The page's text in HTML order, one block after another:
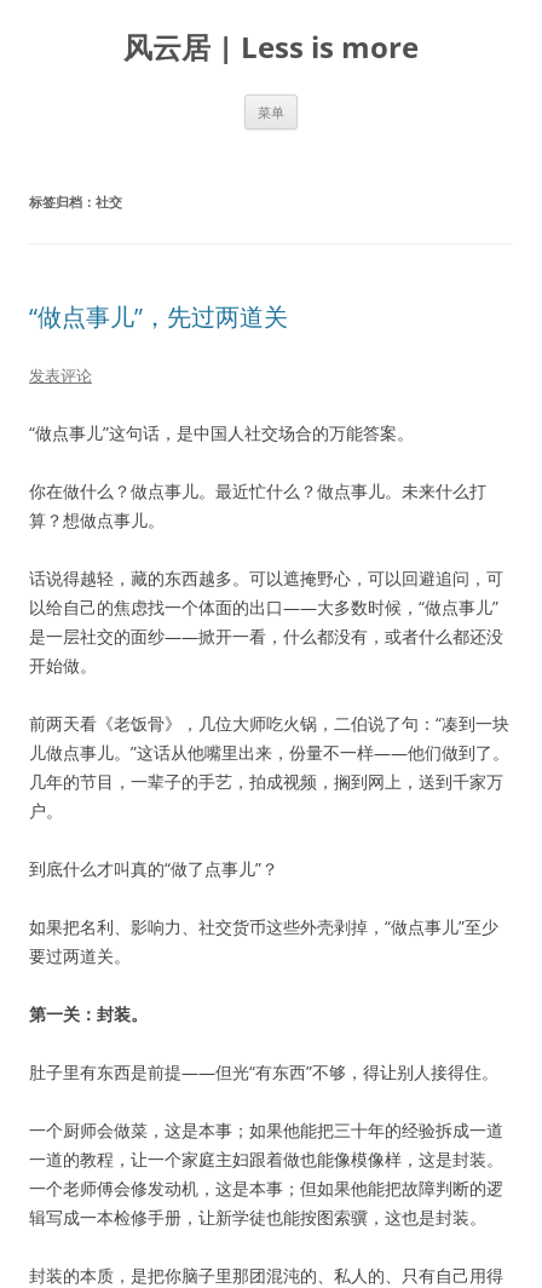
风云居 | Less is more
菜单
标签归档： 社交
“做点事儿”，先过两道关
发表评论
“做点事儿”这句话，是中国人社交场合的万能答案。
你在做什么？做点事儿。最近忙什么？做点事儿。未来什么打
算？想做点事儿。
话说得越轻，藏的东西越多。可以遮掩野心，可以回避追问，可
以给自己的焦虑找一个体面的出口——大多数时候，“做点事儿”
是一层社交的面纱——掀开一看，什么都没有，或者什么都还没
开始做。
前两天看《老饭骨》，几位大师吃火锅，二伯说了句：“凑到一块
儿做点事儿。”这话从他嘴里出来，份量不一样——他们做到了。
几年的节目，一辈子的手艺，拍成视频，搁到网上，送到千家万
户。
到底什么才叫真的“做了点事儿”？
如果把名利、影响力、社交货币这些外壳剥掉，“做点事儿”至少
要过两道关。
第一关：封装。
肚子里有东西是前提——但光“有东西”不够，得让别人接得住。
一个厨师会做菜，这是本事；如果他能把三十年的经验拆成一道
一道的教程，让一个家庭主妇跟着做也能像模像样，这是封装。
一个老师傅会修发动机，这是本事；但如果他能把故障判断的逻
辑写成一本检修手册，让新学徒也能按图索骥，这也是封装。
封装的本质，是把你脑子里那团混沌的、私人的、只有自己用得